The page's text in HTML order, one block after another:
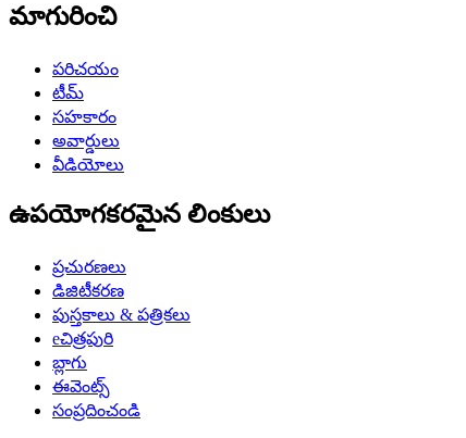
మాగురించి
పరిచయం
టీమ్
సహకారం
అవార్డులు
వీడియోలు
ఉపయోగకరమైన లింకులు
ప్రచురణలు
డిజిటీకరణ
పుస్తకాలు & పత్రికలు
eచిత్రపురి
బ్లాగు
ఈవెంట్స్
సంప్రదించండి